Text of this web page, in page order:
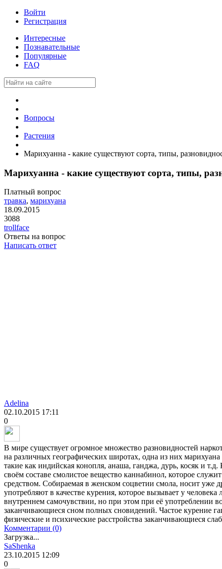
Войти
Регистрация
Интересные
Познавательные
Популярные
FAQ
Вопросы
Растения
Марихуанна - какие существуют сорта, типы,
Марихуанна - какие существуют сорта, типы,
Платный вопрос
травка, марихуана
18.09.2015
3088
trollface
Ответы на вопрос
Написать ответ
Adelina
02.10.2015 17:11
0
В мире существует огромное множество разновидностей
на различных географических широтах, одна из них
такие как индийская конопля, анаша, ганджа, дурь, косяк и
своём составе смолистое вещество каннабинол, которое
средством. Собираемая в женском соцветии смола, носит уже
употребляют в качестве курения, которое вызывает у
внутреннем самочувствии, но при этом при её употреблении
заканчивающиеся сном полных сновидений. Частое курение
физические и психические расстройства заканчивающиеся
Комментарии (0)
Загрузка...
SaShenka
23.10.2015 12:09
0